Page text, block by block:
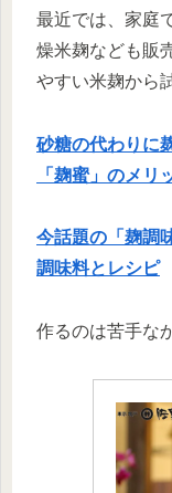
最近では、家庭
燥米麹なども販
やすい米麹から
砂糖の代わりに
「麹蜜」のメリ
今話題の「麹調
調味料とレシピ
作るのは苦手な